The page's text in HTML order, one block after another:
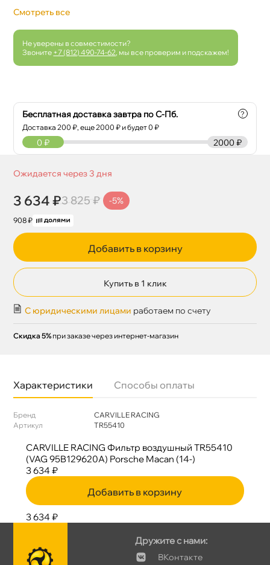
Смотреть все
Не уверены в совместимости?
Звоните +7 (812) 490-74-62 , мы все проверим и подскажем!
Бесплатная доставка завтра по С-Пб.
Доставка200 ₽, еще2000 ₽ и будет 0 ₽
?
2000 ₽
0 ₽
Ожидается через 3 дня
3 634 ₽3 825 ₽ -5%
908 ₽
Добавить в корзину
Купить в 1 клик
С юридическими лицами работаем по счету
Скидка 5% при заказе через интернет-магазин
Характеристики Способы оплаты
Бренд
CARVILLE RACING
Артикул
TR55410
CARVILLE RACING Фильтр воздушный TR55410
(VAG 95B129620A) Porsche Macan (14-)
3 634 ₽
Добавить в корзину
3 634 ₽
Дружите с нами:
Контакте